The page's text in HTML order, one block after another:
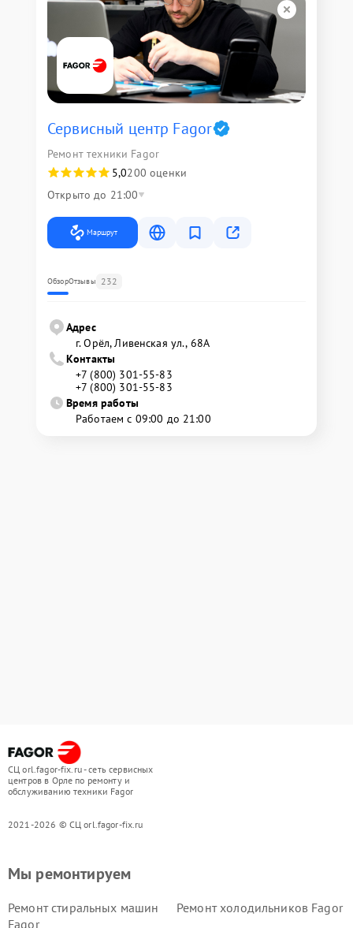
Сервисный центр Fagor
Ремонт техники Fagor
5,0200 оценки
Открыто до 21:00
Маршрут
ОбзорОтзывы 232
Адрес
г. Орёл, Ливенская ул., 68А
Контакты
+7 (800) 301-55-83
+7 (800) 301-55-83
Время работы
Работаем с 09:00 до 21:00
СЦ orl.fagor-fix.ru - сеть сервисных
центров в Орле по ремонту и
обслуживанию техники Fagor
2021-2026 © СЦ orl.fagor-fix.ru
Мы ремонтируем
Ремонт стиральных машин
Fagor
Ремонт холодильников Fagor